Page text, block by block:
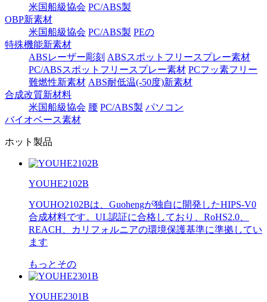
米国船級協会 PC/ABS製
OBP新素材
米国船級協会 PC/ABS製 PEの
特殊機能新素材
ABSレーザー彫刻 ABSスポットフリースプレー素材
PC/ABSスポットフリースプレー素材 PCフッ素フリー
難燃性新素材 ABS耐低温(-50度)新素材
合成改質新材料
米国船級協会 腰 PC/ABS製 パソコン
バイオベース素材
ホット製品
YOUHE2102B
YOUHO2102Bは、Guohengが独自に開発したHIPS-V0
合成材料です。UL認証に合格しており、RoHS2.0、
REACH、カリフォルニアの環境保護基準に準拠してい
ます
もっとその
YOUHE2301B